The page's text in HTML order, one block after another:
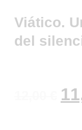
Viático.
del